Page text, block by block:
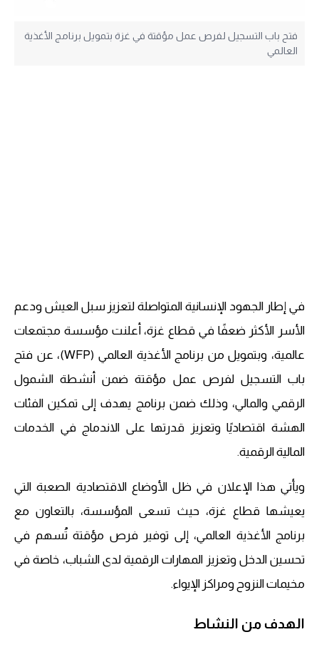
فتح باب التسجيل لفرص عمل مؤقتة في غزة بتمويل برنامج الأغذية
العالمي
في إطار الجهود الإنسانية المتواصلة لتعزيز سبل العيش ودعم
الأسر الأكثر ضعفًا في قطاع غزة، أعلنت مؤسسة مجتمعات
عالمية، وبتمويل من برنامج الأغذية العالمي (WFP)، عن فتح
باب التسجيل لفرص عمل مؤقتة ضمن أنشطة الشمول
الرقمي والمالي، وذلك ضمن برنامج يهدف إلى تمكين الفئات
الهشة اقتصاديًا وتعزيز قدرتها على الاندماج في الخدمات
المالية الرقمية.
ويأتي هذا الإعلان في ظل الأوضاع الاقتصادية الصعبة التي
يعيشها قطاع غزة، حيث تسعى المؤسسة، بالتعاون مع
برنامج الأغذية العالمي، إلى توفير فرص مؤقتة تُسهم في
تحسين الدخل وتعزيز المهارات الرقمية لدى الشباب، خاصة في
مخيمات النزوح ومراكز الإيواء.
الهدف من النشاط